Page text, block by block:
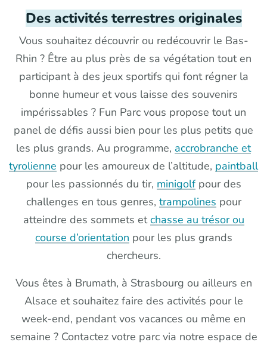
Des activités terrestres originales
Vous souhaitez découvrir ou redécouvrir le Bas-
Rhin ? Être au plus près de sa végétation tout en
participant à des jeux sportifs qui font régner la
bonne humeur et vous laisse des souvenirs
impérissables ? Fun Parc vous propose tout un
panel de défis aussi bien pour les plus petits que
les plus grands. Au programme, accrobranche et
tyrolienne pour les amoureux de l’altitude, paintball
pour les passionnés du tir, minigolfpour des
challenges en tous genres, trampolines pour
atteindre des sommets etchasse au trésor ou
course d’orientation pour les plus grands
chercheurs.
Vous êtes à Brumath, à Strasbourg ou ailleurs en
Alsace et souhaitez faire des activités pour le
week-end, pendant vos vacances ou même en
semaine ? Contactez votre parc via notre espace de